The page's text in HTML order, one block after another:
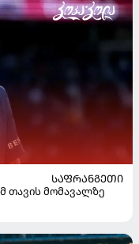
ᲡᲐᲤᲠᲐᲜᲒᲔᲗᲘ
თავის მომავალზე